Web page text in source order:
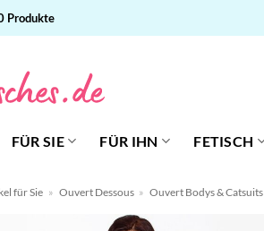
Produkte
FÜR SIE FÜR IHN FETISCH
für Sie » Ouvert Dessous » Ouvert Bodys & Catsuits